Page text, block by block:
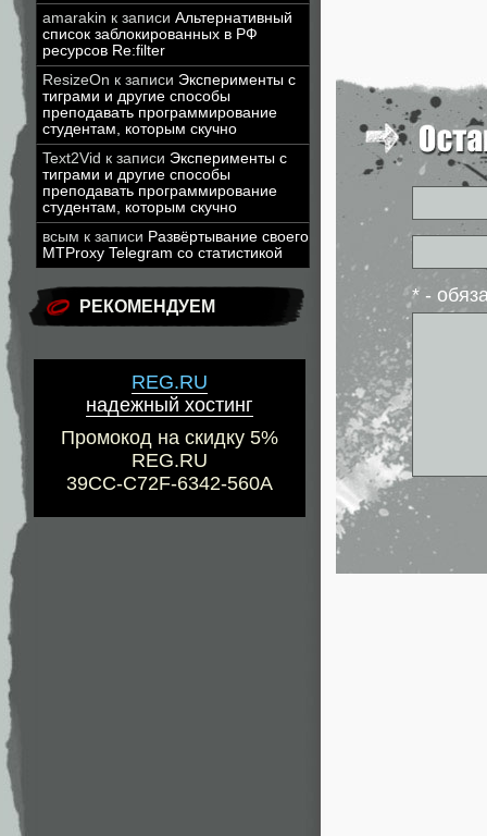
amarakin к записи Альтернативный
список заблокированных в РФ
ресурсов Re:filter
ResizeOn к записи Эксперименты с
тиграми и другие способы
преподавать программирование
студентам, которым скучно
Text2Vid к записи Эксперименты с
тиграми и другие способы
преподавать программирование
студентам, которым скучно
всым к записи Развёртывание своего
MTProxy Telegram со статистикой
РЕКОМЕНДУЕМ
REG.RU
надежный хостинг
Промокод на скидку 5%
REG.RU
39CC-C72F-6342-560A
* -